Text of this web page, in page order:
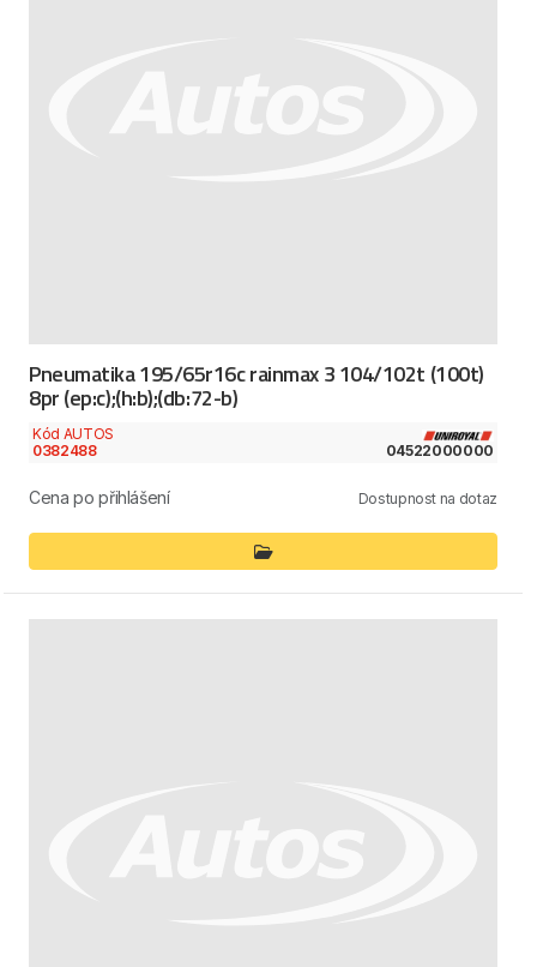
Pneumatika 195/65r16c rainmax 3 104/102t (100t)
8pr (ep:c);(h:b);(db:72-b)
Kód AUTOS
0382488
04522000000
Cena po přihlášení Dostupnost na dotaz